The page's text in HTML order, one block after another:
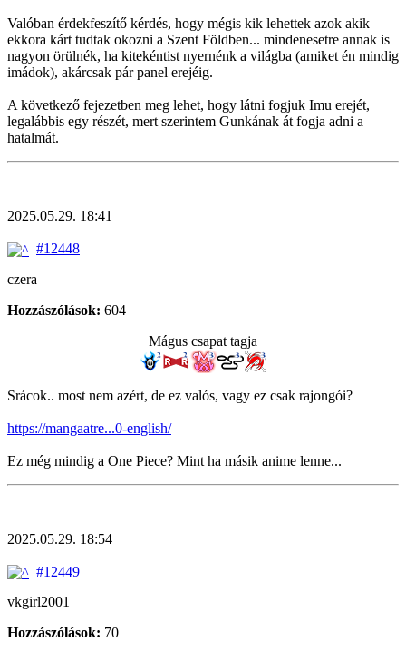
Valóban érdekfeszítő kérdés, hogy mégis kik lehettek azok akik
ekkora kárt tudtak okozni a Szent Földben... mindenesetre annak is
nagyon örülnék, ha kitekéntist nyernénk a világba (amiket én mindig
imádok), akárcsak pár panel erejéig.
A következő fejezetben meg lehet, hogy látni fogjuk Imu erejét,
legalábbis egy részét, mert szerintem Gunkának át fogja adni a
hatalmát.
2025.05.29. 18:41
#12448
czera
Hozzászólások: 604
Mágus csapat tagja
Srácok.. most nem azért, de ez valós, vagy ez csak rajongói?
https://mangaatre...0-english/
Ez még mindig a One Piece? Mint ha másik anime lenne...
2025.05.29. 18:54
#12449
vkgirl2001
Hozzászólások: 70